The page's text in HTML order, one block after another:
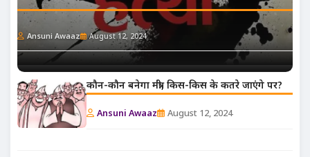
Ansuni Awaaz August 12, 2024
कौन-कौन बनेगा मंत्री, किस-किस के कतरे जाएंगे पर?
Ansuni Awaaz August 12, 2024